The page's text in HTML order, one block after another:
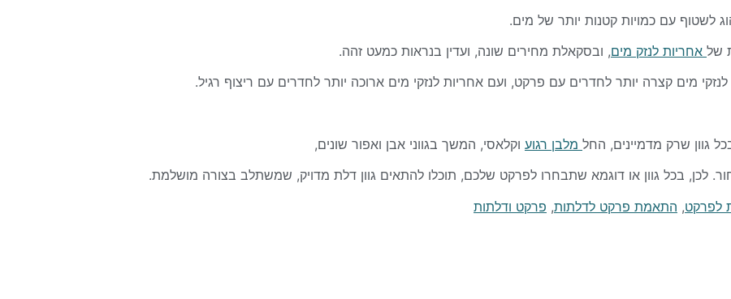
לשטוף עם כמויות קטנות יותר של מים.
של אחריות לנזק מים, ובסקאלת מחירים שונה, ועדין בנראות כמעט זהה.
מים קצרה יותר לחדרים עם פרקט, ועם אחריות לנזקי מים ארוכה יותר לחדרים עם ריצוף רגיל.
גוון שרק מדמיינים, החל מלבן רגוע וקלאסי, המשך בגווני אבן ואפור שונים,
לכן, בכל גוון או דוגמא שתבחרו לפרקט שלכם, תוכלו להתאים גוון דלת מדויק, שמשתלב בצורה מושלמת.
לפרקט, התאמת פרקט לדלתות, פרקט ודלתות